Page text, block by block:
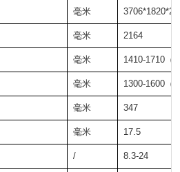
毫米
毫米 2164
毫米 1410-1710（
毫米 1300-1600（
毫米 347
毫米 17.5
/ 8.3-24